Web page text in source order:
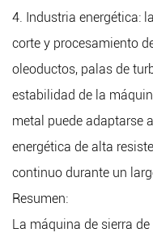
4. Industria energética:
corte y procesamiento
oleoductos, palas de
estabilidad de la
metal puede adaptarse
energética de alta
continuo durante un
Resumen:
La máquina de sierra